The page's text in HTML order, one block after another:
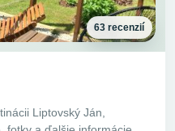
63 recenzií
Liptovský Ján,